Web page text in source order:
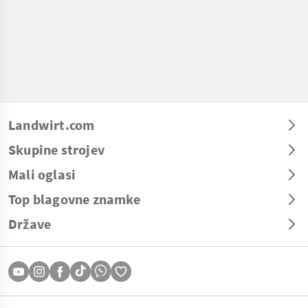
Landwirt.com
Skupine strojev
Mali oglasi
Top blagovne znamke
Države